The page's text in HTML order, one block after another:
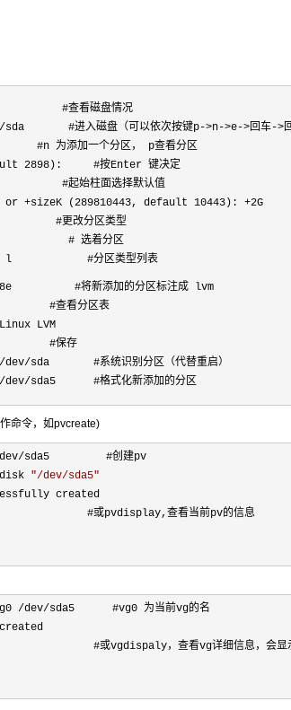
-l #查看磁盘情况
进入磁盘（可以依次按键p->n->e->回车->回车-
添加一个分区， p查看分区
2898): #按Enter 键决定
起始柱面选择默认值
+sizeK (289810443, default 10443): +2G
#更改分区类型
5 # 选着分区
l #分区类型列表
#将新添加的分区标注成 lvm
#查看分区表
LVM
w #保存
sda #系统识别分区（代替重启）
sda5 #格式化新添加的分区
命令，如pvcreate)
sda5         #创建pv
"/dev/sda5"
created
#或pvdisplay,查看当前pv的信息
/dev/sda5      #vg0 为当前vg的名
#或vgdispaly，查看vg详细信息，会显